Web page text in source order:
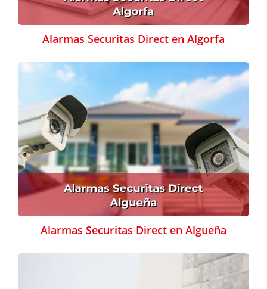
Alarmas Securitas Direct en Algorfa
Alarmas Securitas Direct en Algueña